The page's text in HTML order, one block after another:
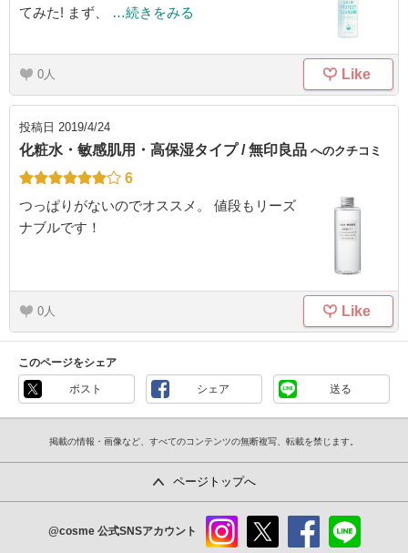
てみた! まず、
…続きをみる
0 Like
投稿日 2019/4/24
化粧水・敏感肌用・高保湿タイプ / 無印良品 へのクチコミ
6
つっぱりがないのでオススメ。 値段もリーズ
ナブルです！
0 Like
このページをシェア
ポスト シェア 送る
掲載の情報・画像など、すべてのコンテンツの無断複写、転載を禁じます。
ページトップへ
@cosme 公式SNSアカウント